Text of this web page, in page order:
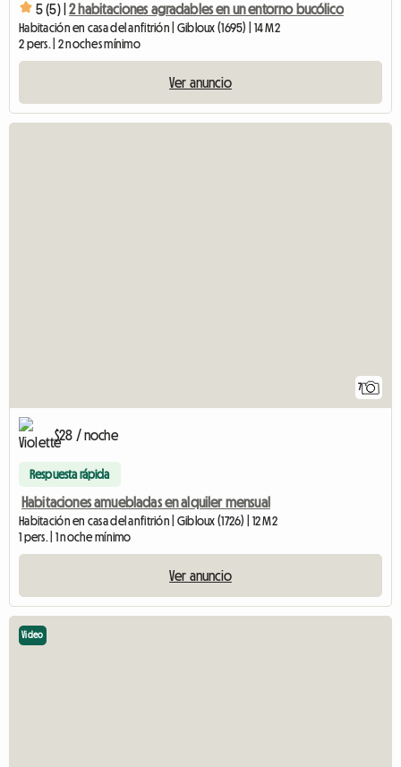
5 (5) | 2 habitaciones agradables en un entorno bucólico
Habitación en casa del anfitrión | Gibloux (1695) | 14 M2
2 pers. | 2 noches mínimo
Ver anuncio
7
$28 / noche
Respuesta rápida
Habitaciones amuebladas en alquiler mensual
Habitación en casa del anfitrión | Gibloux (1726) | 12 M2
1 pers. | 1 noche mínimo
Ver anuncio
Video